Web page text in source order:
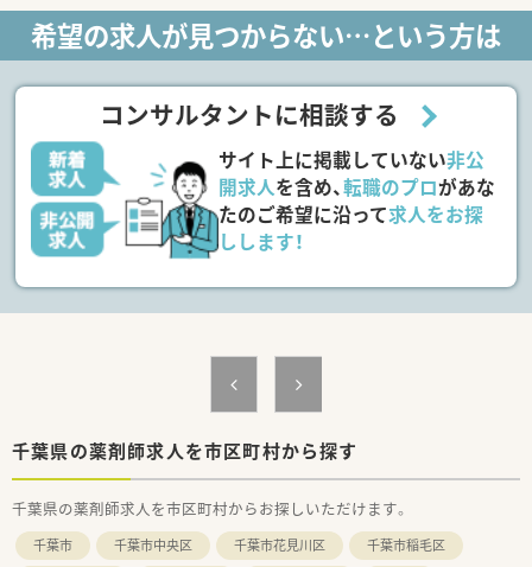
■薬剤師が中心の会社だからこそ活躍できるキャリアパスが多
種多様に用意されています。
■店舗拡大に伴い、エリアマネジャーや営業部長等のマネジメン
とも可能です。
■その他にも、管理部門や商品部門等の本社スタッフなど活動領
域は多種多様です。
■在宅実施店舗は年々増加しており、在宅医療へもしっかりと関
わる事ができます。
■育児休暇は3歳まで取得が可能で、時短制度は小学5年生まで
時短勤務ができるよう変更予定です。
■日用品から常備薬まで、従業員割引制度など嬉しいメリットも
たくさんあります！
希望の求人が見つからない…という方は
コンサルタントに相談する
サイト上に掲載していない非公
開求人を含め、転職のプロがあな
たのご希望に沿って求人をお探
しします！
千葉県の薬剤師求人を市区町村から探す
千葉県の薬剤師求人を市区町村からお探しいただけます。
千葉市 千葉市中央区 千葉市花見川区
千葉市稲毛区